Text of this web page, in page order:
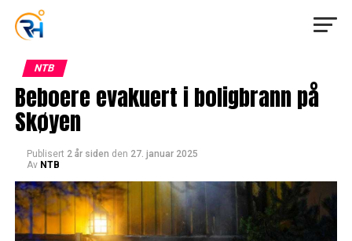
NTB
Beboere evakuert i boligbrann på
Skøyen
Publisert 2 år siden den 27. januar 2025
Av NTB